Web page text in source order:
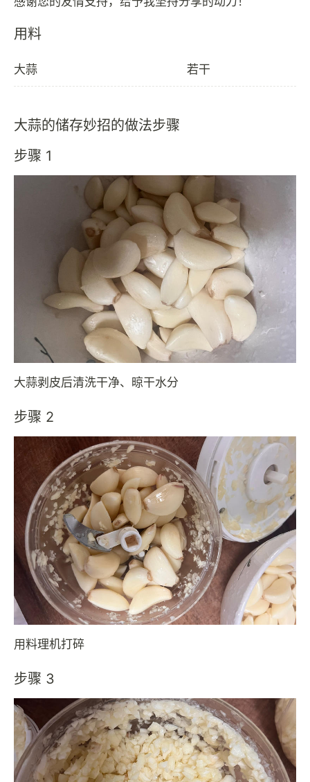
用料
大蒜 若干
大蒜的储存妙招的做法步骤
步骤 1
大蒜剥皮后清洗干净、晾干水分
步骤 2
用料理机打碎
步骤 3